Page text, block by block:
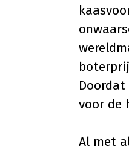
voor de
Al met